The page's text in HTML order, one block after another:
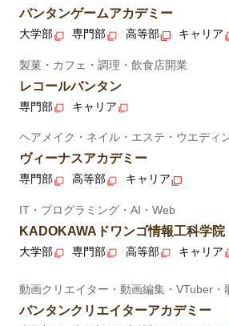
バンタンゲームアカデミー
大学部 専門部 高等部 キャリア
製菓・カフェ・調理・飲食店開業
レコールバンタン
専門部 キャリア
ヘアメイク・ネイル・エステ・ウエディ
ヴィーナスアカデミー
専門部 高等部 キャリア
IT・プログラミング・AI・Web
KADOKAWAドワンゴ情報工科学院
大学部 専門部 高等部 キャリア
動画クリエイター・動画編集・VTuber・
バンタンクリエイターアカデミー